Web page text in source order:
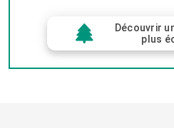
Découvrir
plus